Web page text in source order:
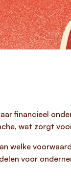
financieel
wat zorgt
welke
voor